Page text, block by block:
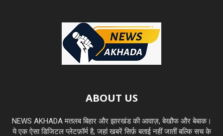
ABOUT US
NEWS AKHADA मतलब बिहार और झारखंड की आवाज़, बेखौफ और बेबाक।
ये एक ऐसा डिजिटल प्लेटफ़ॉर्म है, जहां खबरें सिर्फ़ बताई नहीं जातीं बल्कि सच के